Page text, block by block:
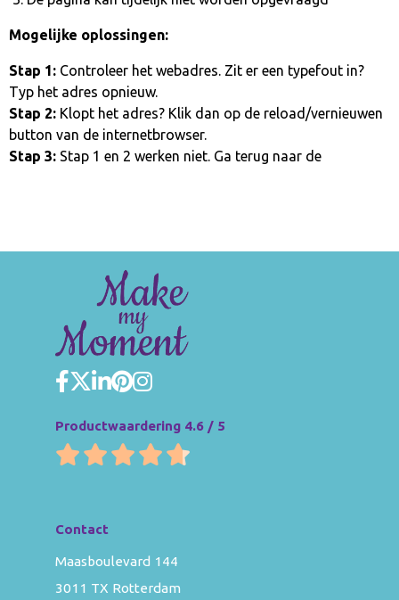
Mogelijke oplossingen:
Stap 1: Controleer het webadres. Zit er een typefout in?
Typ het adres opnieuw.
Stap 2: Klopt het adres? Klik dan op de reload/vernieuwen
button van de internetbrowser.
Stap 3: Stap 1 en 2 werken niet. Ga terug naar de
Productwaardering 4.6 / 5
Contact
Maasboulevard 144
3011 TX Rotterdam